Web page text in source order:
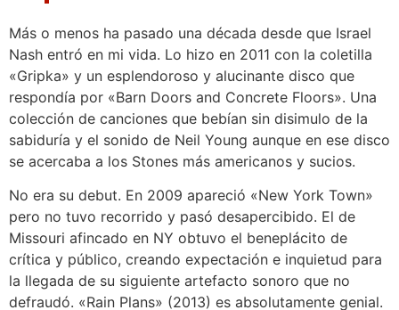
Más o menos ha pasado una década desde que Israel
Nash entró en mi vida. Lo hizo en 2011 con la coletilla
«Gripka» y un esplendoroso y alucinante disco que
respondía por «Barn Doors and Concrete Floors». Una
colección de canciones que bebían sin disimulo de la
sabiduría y el sonido de Neil Young aunque en ese disco
se acercaba a los Stones más americanos y sucios.
No era su debut. En 2009 apareció «New York Town»
pero no tuvo recorrido y pasó desapercibido. El de
Missouri afincado en NY obtuvo el beneplácito de
crítica y público, creando expectación e inquietud para
la llegada de su siguiente artefacto sonoro que no
defraudó. «Rain Plans» (2013) es absolutamente genial.